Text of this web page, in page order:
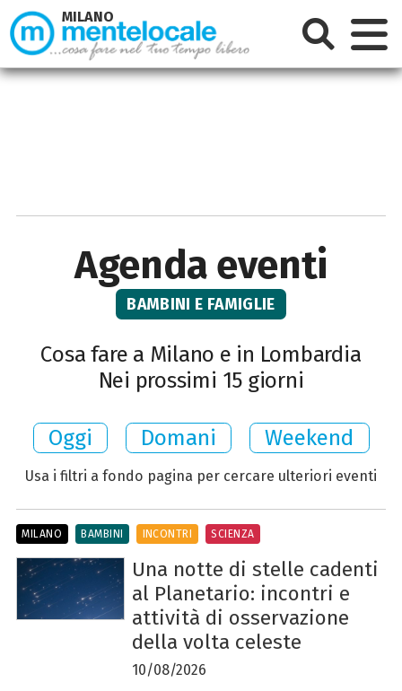
Agenda eventi
BAMBINI E FAMIGLIE
Cosa fare a Milano e in Lombardia
Nei prossimi 15 giorni
Oggi Domani Weekend
Usa i filtri a fondo pagina per cercare ulteriori eventi
Una notte di stelle cadenti
al Planetario: incontri e
attività di osservazione
della volta celeste
10/08/2026
MILANO BAMBINI INCONTRI SCIENZA
MILANO